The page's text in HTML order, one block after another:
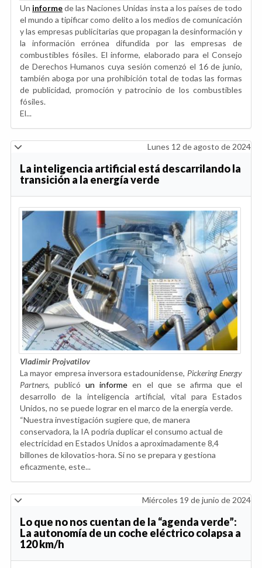
Un informede las Naciones Unidas insta a los países de todo
el mundo a tipificar como delito a los medios de comunicación
y las empresas publicitarias que propagan la desinformación y
la información errónea difundida por las empresas de
combustibles fósiles. El informe, elaborado para el Consejo
de Derechos Humanos cuya sesión comenzó el 16 de junio,
también aboga por una prohibición total de todas las formas
de publicidad, promoción y patrocinio de los combustibles
fósiles.
El...
Lunes 12 de agosto de 2024
La inteligencia artificial está descarrilando la
transición a la energía verde
Vladimir Projvatilov
La mayor empresa inversora estadounidense, Pickering Energy
Partners, publicóun informe en el que se afirma que el
desarrollo de la inteligencia artificial, vital para Estados
Unidos, no se puede lograr en el marco de la energía verde.
“Nuestra investigación sugiere que, de manera
conservadora, la IA podría duplicar el consumo actual de
electricidad en Estados Unidos a aproximadamente 8,4
billones de kilovatios-hora. Si no se prepara y gestiona
eficazmente, este...
Miércoles 19 de junio de 2024
Lo que no nos cuentan de la “agenda verde”:
La autonomía de un coche eléctrico colapsa a
120 km/h